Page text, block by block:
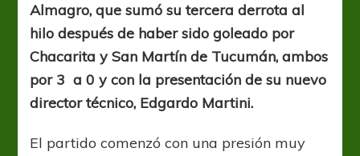
Almagro, que sumó su tercera derrota al
hilo después de haber sido goleado por
Chacarita y San Martín de Tucumán, ambos
por 3 a 0 y con la presentación de su nuevo
director técnico, Edgardo Martini.
El partido comenzó con una presión muy